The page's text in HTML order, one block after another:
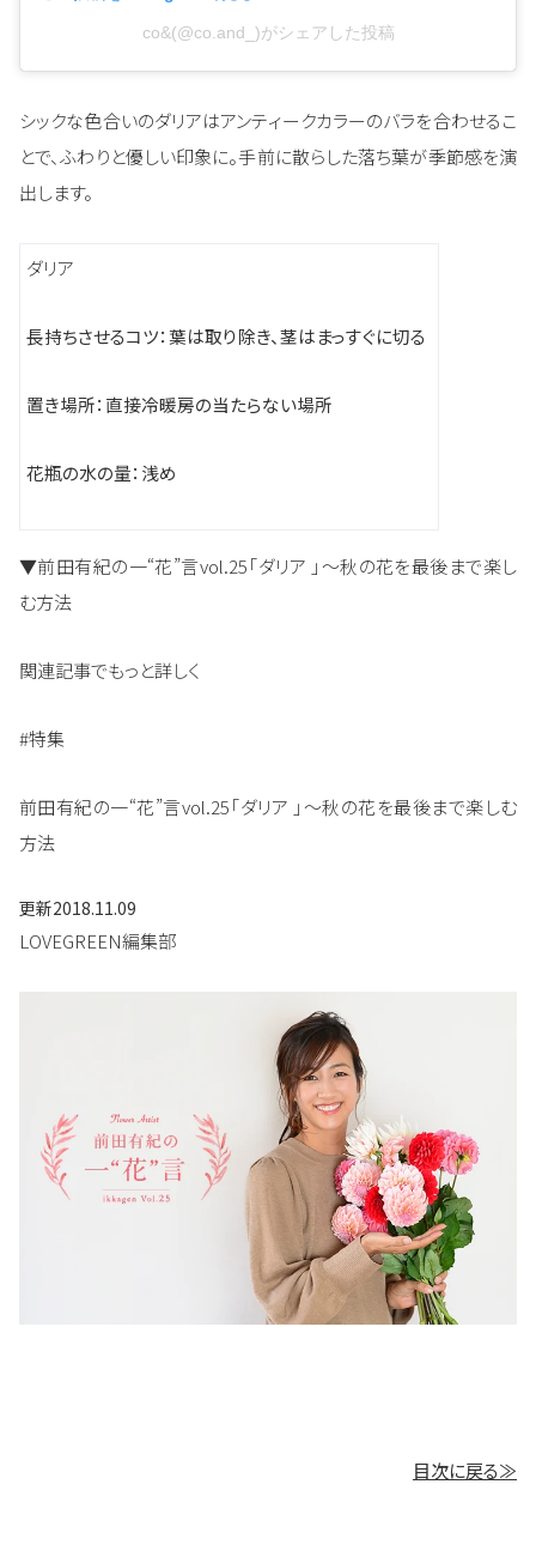
co&(@co.and_)がシェアした投稿
シックな色合いのダリアはアンティークカラーのバラを合わせるこ
とで、ふわりと優しい印象に。手前に散らした落ち葉が季節感を演
出します。
ダリア
長持ちさせるコツ：葉は取り除き、茎はまっすぐに切る
置き場所：直接冷暖房の当たらない場所
花瓶の水の量：浅め
▼前田有紀の一“花”言vol.25「ダリア 」～秋の花を最後まで楽し
む方法
関連記事でもっと詳しく
#特集
前田有紀の一“花”言vol.25「ダリア 」～秋の花を最後まで楽しむ
方法
更新2018.11.09
LOVEGREEN編集部
目次に戻る≫